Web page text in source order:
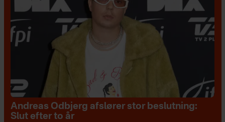
Andreas Odbjerg afslører stor beslutning:
Slut efter to år